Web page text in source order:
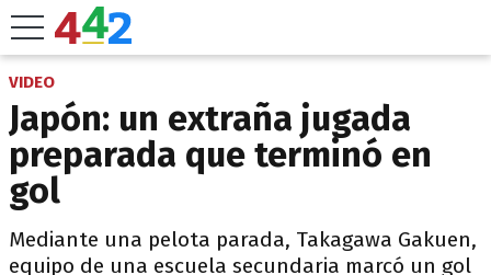
VIDEO
Japón: un extraña jugada
preparada que terminó en
gol
Mediante una pelota parada, Takagawa Gakuen,
equipo de una escuela secundaria marcó un gol